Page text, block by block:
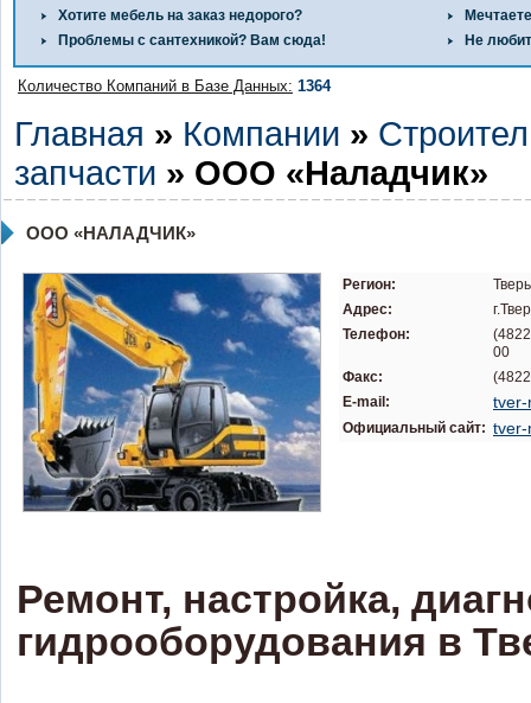
Хотите мебель на заказ недорого?
Проблемы с сантехникой? Вам сюда!
Не
Количество Компаний в Базе Данных: 1364
Главная » Компании »
запчасти » ООО «Наладчик»
ООО «НАЛАДЧИК»
Регион:
Адрес:
Телефон:
00
Факс:
E-mail:
tver-
Официальный сайт: tver-
Ремонт, настройка,
гидрооборудования в